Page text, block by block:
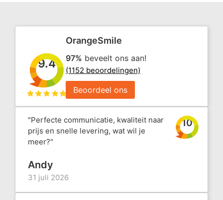
9.4
OrangeSmile
97% beveelt ons aan!
(1152 beoordelingen)
Beoordeel ons
"Perfecte communicatie, kwaliteit naar
prijs en snelle levering, wat wil je
meer?"
10
Andy
31 juli 2026